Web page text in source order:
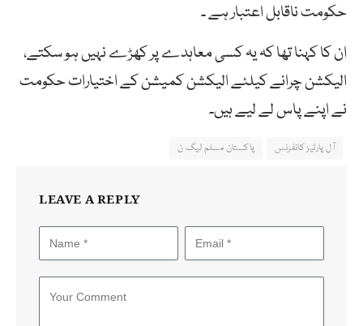
حکومتناقابلاعتبارہے۔
انکا کہنا تھاکہیہکسیمعاہدےپرکھڑےنہیںہوسکتے،
الیکشنچرانےکیلئےالیکشنکمیشنکےاختیاراتحکومت
نےاپنےپاسلےلیےہیں۔
آل پارٹیز کانفرنس پاکستان مسلم لیگ ن
LEAVE A REPLY